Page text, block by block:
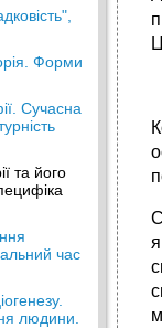
Форми
Сучасна
та його
час
людини.